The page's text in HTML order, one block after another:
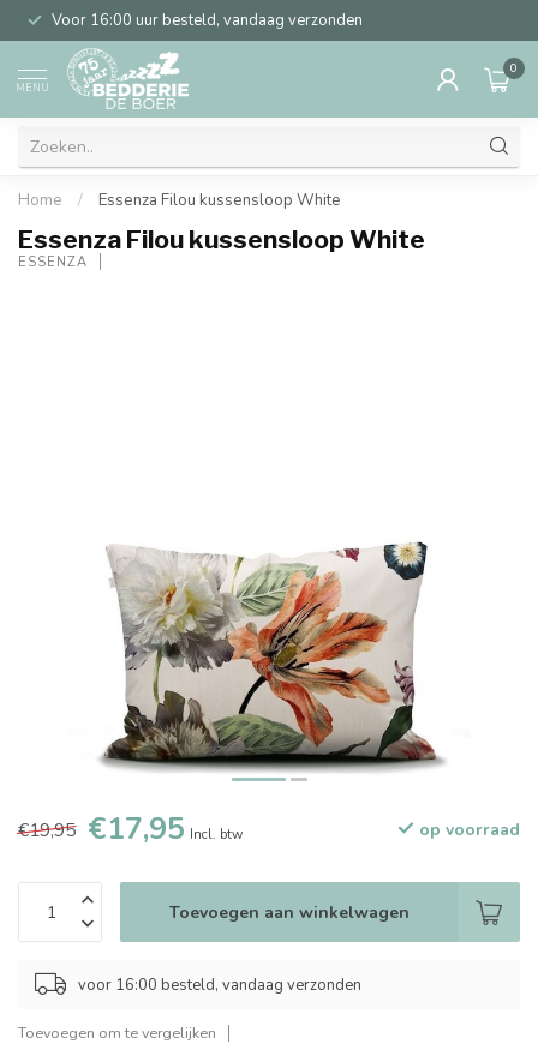
Voor 16:00 uur besteld, vandaag verzonden
MENU
0
Home / Essenza Filou kussensloop White
Essenza Filou kussensloop White
ESSENZA
€19,95 €17,95 Incl. btw op voorraad
Toevoegen aan winkelwagen
voor 16:00 besteld, vandaag verzonden
Toevoegen om te vergelijken